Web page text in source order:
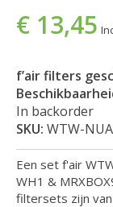
€ 13,45
f’air filters
In backorder
SKU: WTW-
Een set f'air
WH1 &
filtersets zijn